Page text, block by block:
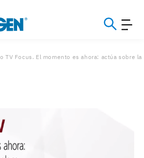
TV Focus. El momento es ahora: actúa sobre la